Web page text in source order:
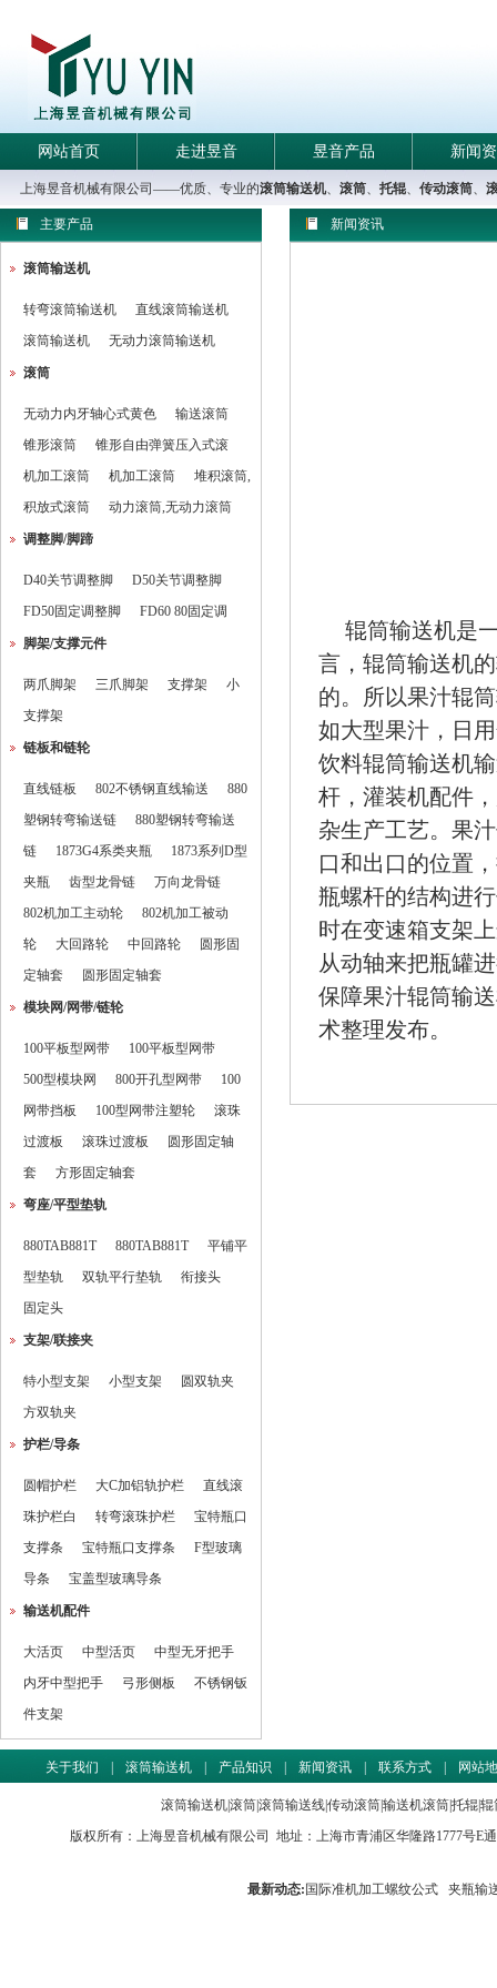
网站首页 走进昱音 昱音产品 新闻
上海昱音机械有限公司——优质、专业的滚筒输送机、 滚筒、 托辊、 传动滚筒、
主要产品
滚筒输送机
转弯滚筒输送机
直线滚筒输送机
滚筒输送机
无动力滚筒输送机
滚筒
无动力内牙轴心式黄色
输送滚筒
锥形滚筒
锥形自由弹簧压入式滚
机加工滚筒
机加工滚筒
堆积滚筒,
积放式滚筒
动力滚筒,无动力滚筒
调整脚/脚蹄
D40关节调整脚
D50关节调整脚
FD50固定调整脚
FD60 80固定调
脚架/支撑元件
两爪脚架 三爪脚架 支撑架
小
支撑架
链板和链轮
直线链板 802不锈钢直线输送
880
塑钢转弯输送链
880塑钢转弯输送
链
1873G4系类夹瓶
1873系列D型
夹瓶
齿型龙骨链
万向龙骨链
802机加工主动轮
802机加工被动
轮
大回路轮 中回路轮
圆形固
定轴套
圆形固定轴套
模块网/网带/链轮
100平板型网带
100平板型网带
500型模块网
800开孔型网带
100
网带挡板
100型网带注塑轮
滚珠
过渡板
滚珠过渡板
圆形固定轴
套
方形固定轴套
弯座/平型垫轨
880TAB881T 880TAB881T
平铺平
型垫轨
双轨平行垫轨
衔接头
固定头
支架/联接夹
特小型支架 小型支架
圆双轨夹
方双轨夹
护栏/导条
圆帽护栏 大C加铝轨护栏
直线滚
珠护栏白
转弯滚珠护栏
宝特瓶口
支撑条
宝特瓶口支撑条
F型玻璃
导条
宝盖型玻璃导条
输送机配件
大活页 中型活页
中型无牙把手
内牙中型把手
弓形侧板
不锈钢钣
件支架
新闻资讯
辊筒输送机是
言，辊筒输送机
的。所以果汁辊
如大型果汁，日
饮料辊筒输送机
杆，灌装机配件
杂生产工艺。果汁
口和出口的位置
瓶螺杆的结构进
时在变速箱支架
从动轴来把瓶罐
保障果汁辊筒输
术整理发布。
关于我们 滚筒输送机 产品知识 新闻资讯 联系方式 网站
滚筒输送机|滚筒|滚筒输送线|传动滚筒|输送机滚筒|托辊|辊
版权所有： 上海昱音机械有限公司 地址：上海市青浦区华隆路1777号E
最新动态: 国际准机加工螺纹公式 夹瓶输